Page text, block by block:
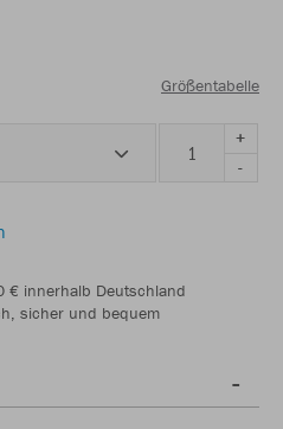
Größentabelle
+
-
€ innerhalb Deutschland
sicher und bequem